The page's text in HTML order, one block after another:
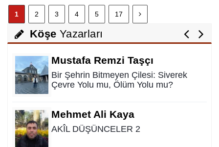
1 2 3 4 5 17
Köşe Yazarları
Nurettin Gençdal
Hayattan Tasarruf mu ? Yoksa Hayata
Tasavvuf mu ?
Mustafa Remzi Taşçı
Bir Şehrin Bitmeyen Çilesi: Siverek
Çevre Yolu mu, Ölüm Yolu mu?
Mehmet Ali Kaya
AKÎL DÜŞÜNCELER 2